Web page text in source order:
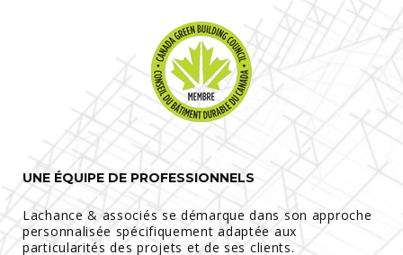
UNE ÉQUIPE DE PROFESSIONNELS
Lachance & associés se démarque dans son approche
personnalisée spécifiquement adaptée aux
particularités des projets et de ses clients.